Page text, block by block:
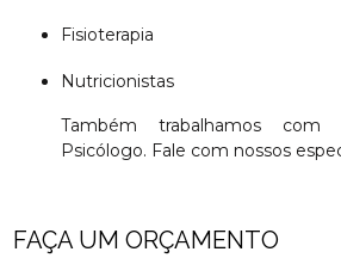
Fisioterapia
Nutricionistas
Também trabalhamos com
Psicólogo. Fale com nossos
FAÇA UM ORÇAMENTO